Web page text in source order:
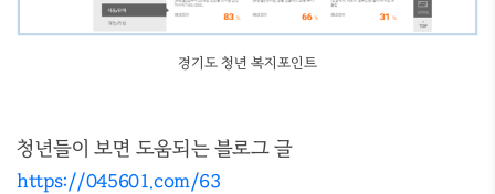
경기도 청년 복지포인트
청년들이 보면 도움되는 블로그 글
https://045601.com/63